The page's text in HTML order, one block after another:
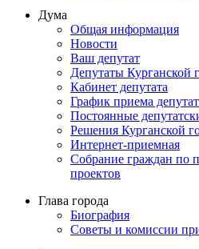
Дума
Общая информация
Новости
Ваш депутат
Депутаты Курганской
Кабинет депутата
График приема
Постоянные
Решения Курганской
Интернет-приемная
Собрание граждан по
проектов
Глава города
Биография
Советы и комиссии